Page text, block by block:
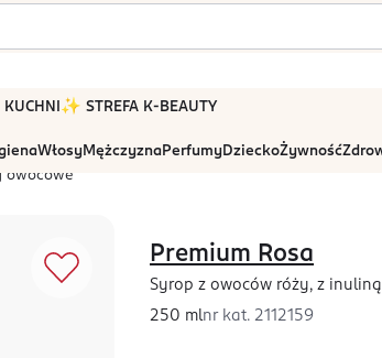
KUCHNI ✨ STREFA K-BEAUTY
WłosyMężczyznaPerfumyDzieckoŻywność
owocowe
Premium Rosa
Syrop z owoców róży, z
250 mlnr kat. 2112159